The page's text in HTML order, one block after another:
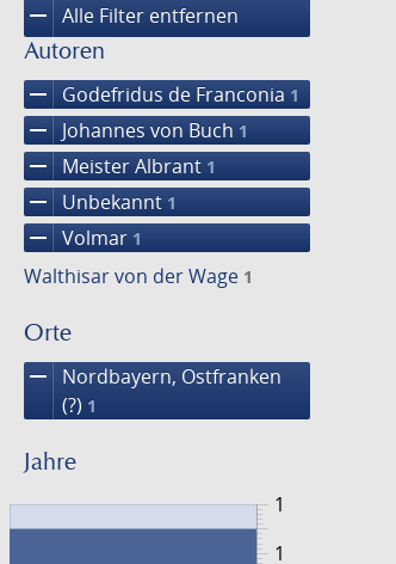
remove Alle Filter entfernen
Autoren
remove Godefridus de Franconia 1
remove Johannes von Buch 1
remove Meister Albrant 1
remove Unbekannt 1
remove Volmar 1
Walthisar von der Wage 1
Orte
remove
Nordbayern, Ostfranken
(?) 1
Jahre
1
1